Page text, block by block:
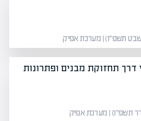
דרך תחזוקת מבנים ופתרונות